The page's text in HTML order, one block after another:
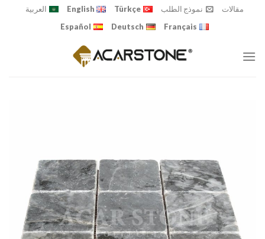
مقالات نموذج الطلب Türkçe
English
العربية
Français
Deutsch
Español